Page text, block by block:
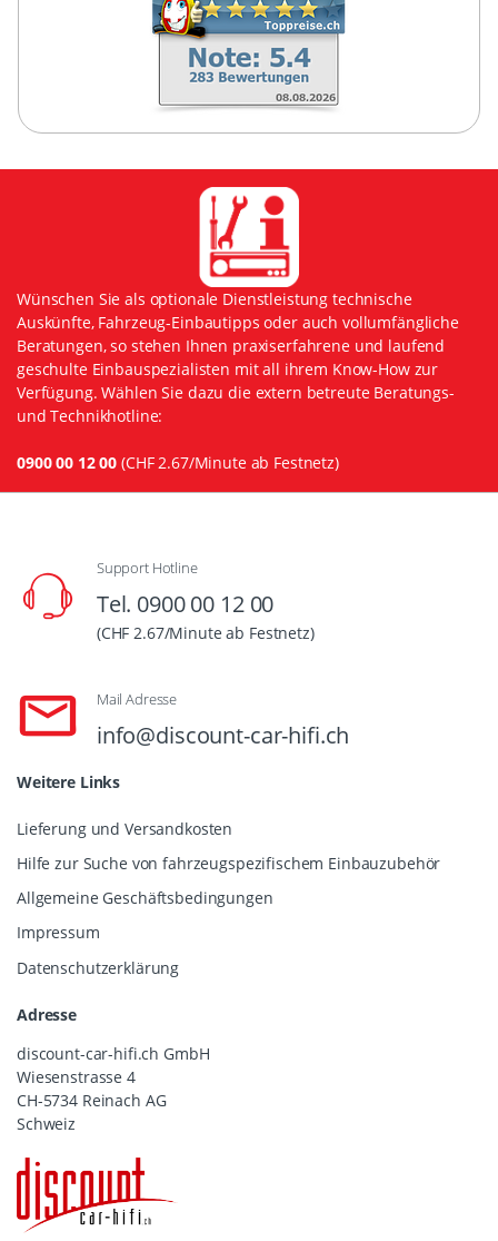
Wünschen Sie als optionale Dienstleistung technische
Auskünfte, Fahrzeug-Einbautipps oder auch vollumfängliche
Beratungen, so stehen Ihnen praxiserfahrene und laufend
geschulte Einbauspezialisten mit all ihrem Know-How zur
Verfügung. Wählen Sie dazu die extern betreute Beratungs-
und Technikhotline:
0900 00 12 00 (CHF 2.67/Minute ab Festnetz)
Support Hotline
Tel. 0900 00 12 00
(CHF 2.67/Minute ab Festnetz)
Mail Adresse
info@discount-car-hifi.ch
Weitere Links
Lieferung und Versandkosten
Hilfe zur Suche von fahrzeugspezifischem Einbauzubehör
Allgemeine Geschäftsbedingungen
Impressum
Datenschutzerklärung
Adresse
discount-car-hifi.ch GmbH
Wiesenstrasse 4
CH-5734 Reinach AG
Schweiz